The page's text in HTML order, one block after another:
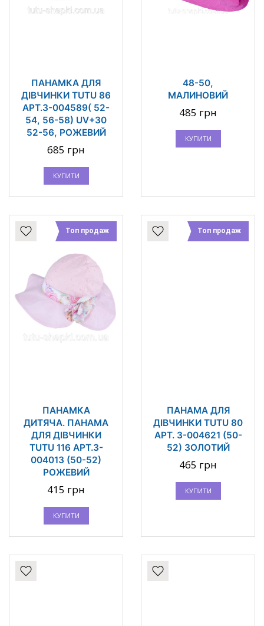
ПАНАМКА ДЛЯ
ДІВЧИНКИ TUTU 86
АРТ.3-004589( 52-
54, 56-58) UV+30
52-56, РОЖЕВИЙ
685 грн
КУПИТИ
48-50,
МАЛИНОВИЙ
485 грн
КУПИТИ
Топ продаж
ПАНАМКА
ДИТЯЧА. ПАНАМА
ДЛЯ ДІВЧИНКИ
TUTU 116 АРТ.3-
004013 (50-52)
РОЖЕВИЙ
415 грн
КУПИТИ
Топ продаж
ПАНАМА ДЛЯ
ДІВЧИНКИ TUTU 80
АРТ. 3-004621 (50-
52) ЗОЛОТИЙ
465 грн
КУПИТИ